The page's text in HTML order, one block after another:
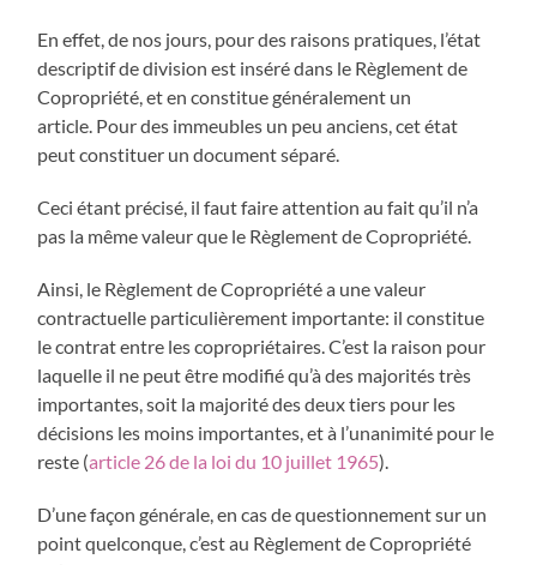
En effet, de nos jours, pour des raisons pratiques, l’état
descriptif de division est inséré dans le Règlement de
Copropriété, et en constitue généralement un
article. Pour des immeubles un peu anciens, cet état
peut constituer un document séparé.
Ceci étant précisé, il faut faire attention au fait qu’il n’a
pas la même valeur que le Règlement de Copropriété.
Ainsi, le Règlement de Copropriété a une valeur
contractuelle particulièrement importante: il constitue
le contrat entre les copropriétaires. C’est la raison pour
laquelle il ne peut être modifié qu’à des majorités très
importantes, soit la majorité des deux tiers pour les
décisions les moins importantes, et à l’unanimité pour le
reste (article 26 de la loi du 10 juillet 1965).
D’une façon générale, en cas de questionnement sur un
point quelconque, c’est au Règlement de Copropriété